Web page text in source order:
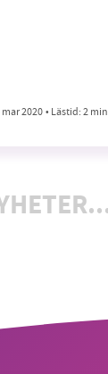
mar 2020 • Lästid:2 min